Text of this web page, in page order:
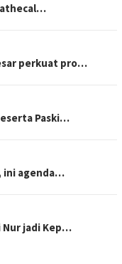
perkuat pro…
Paski…
ini agenda…
Nur jadi Kep…